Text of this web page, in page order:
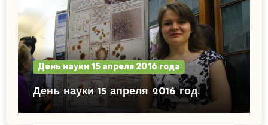
День науки 15 апреля 2016 года
День науки 15 апреля 2016 год.